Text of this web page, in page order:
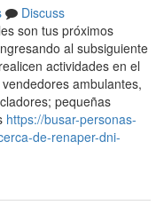
Discuss
son tus próximos
al subsiguiente
actividades en el
ambulantes,
pequeñas
https://busar-personas-
de-renaper-dni-